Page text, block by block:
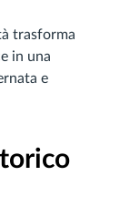
trasforma
in una
e